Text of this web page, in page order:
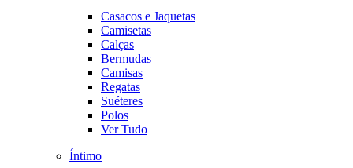
Casacos e Jaquetas
Camisetas
Calças
Bermudas
Camisas
Regatas
Suéteres
Polos
Ver Tudo
Íntimo